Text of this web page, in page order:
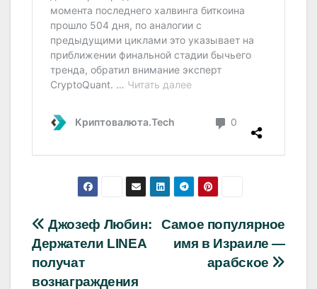
Навигация
по
Самое популярное
имя в Израиле —
арабское
Джозеф Любин:
Держатели LINEA
получат
вознаграждения